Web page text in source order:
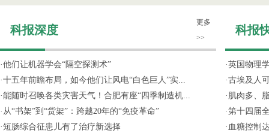
科报深度
更多
>>
·他们让机器学会“隔空探测术”
·十五年前瞻布局，如今他们让风电“白色巨人”实...
·能随时召唤各类灾害天气！合肥有座“四季制造机...
· 从“书架”到“货架”：跨越20年的“免疫革命”
· 短肠综合征患儿有了治疗新选择
科报
·英国物理
·古埃及人
· 肌肉多、
·第十四届
· 血糖控制